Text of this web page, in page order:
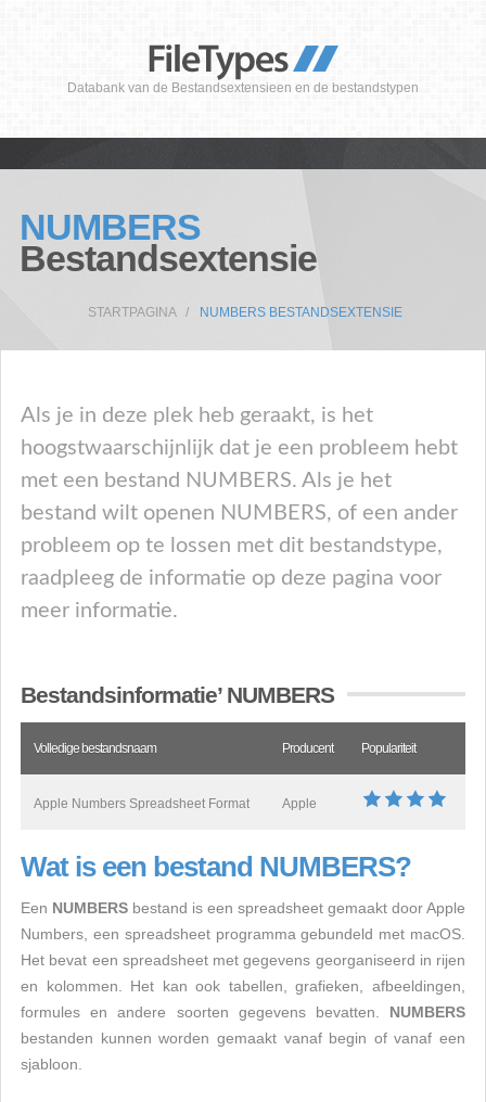
Databank van de Bestandsextensieen en de bestandstypen
NUMBERS
Bestandsextensie
STARTPAGINA NUMBERS BESTANDSEXTENSIE
Als je in deze plek heb geraakt, is het
hoogstwaarschijnlijk dat je een probleem hebt
met een bestand NUMBERS. Als je het
bestand wilt openen NUMBERS, of een ander
probleem op te lossen met dit bestandstype,
raadpleeg de informatie op deze pagina voor
meer informatie.
Bestandsinformatie’ NUMBERS
Volledige bestandsnaam Producent Populariteit
Apple Numbers Spreadsheet Format Apple
Wat is een bestand NUMBERS?
Een NUMBERS bestand is een spreadsheet gemaakt door Apple
Numbers, een spreadsheet programma gebundeld met macOS.
Het bevat een spreadsheet met gegevens georganiseerd in rijen
en kolommen. Het kan ook tabellen, grafieken, afbeeldingen,
formules en andere soorten gegevens bevatten. NUMBERS
bestanden kunnen worden gemaakt vanaf begin of vanaf een
sjabloon.